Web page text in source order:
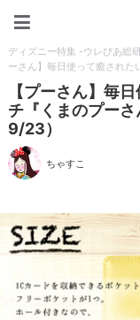
ディズニー特集 -ウレぴあ総研
ーさん】毎日使って癒された
【プーさん】毎
チ『くまのプー
9/23）
ちゃすこ